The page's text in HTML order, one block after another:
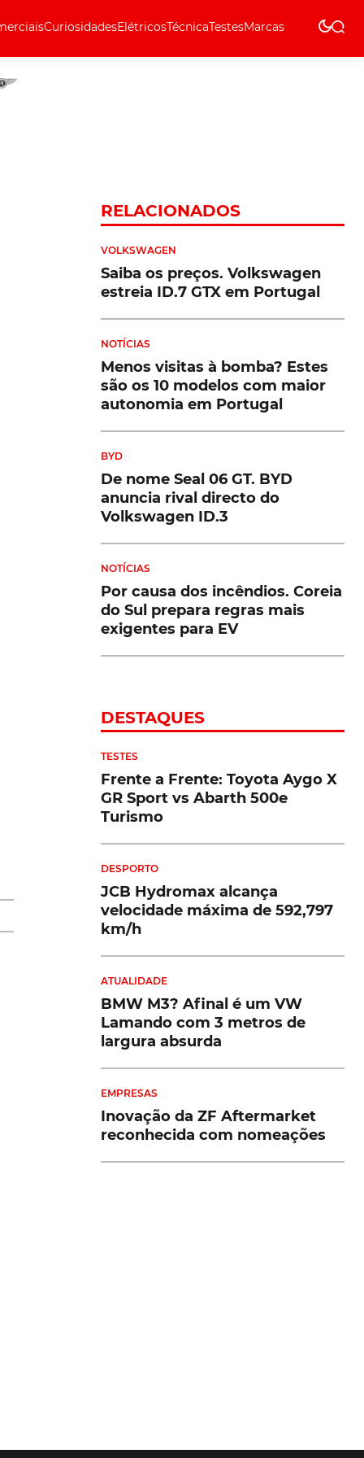
CuriosidadesElétricosTécnicaTestesMarcas
RELACIONADOS
VOLKSWAGEN
Saiba os preços. Volkswagen
estreia ID.7 GTX em Portugal
NOTÍCIAS
Menos visitas à bomba? Estes
são os 10 modelos com maior
autonomia em Portugal
BYD
De nome Seal 06 GT. BYD
anuncia rival directo do
Volkswagen ID.3
NOTÍCIAS
Por causa dos incêndios. Coreia
do Sul prepara regras mais
exigentes para EV
DESTAQUES
TESTES
Frente a Frente: Toyota Aygo X
GR Sport vs Abarth 500e
Turismo
DESPORTO
JCB Hydromax alcança
velocidade máxima de 592,797
km/h
ATUALIDADE
BMW M3? Afinal é um VW
Lamando com 3 metros de
largura absurda
EMPRESAS
Inovação da ZF Aftermarket
reconhecida com nomeações